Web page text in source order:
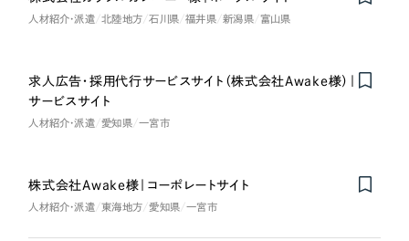
人材紹介・派遣 北陸地方 石川県 福井県 新潟県 富山県
求人広告・採用代行サービスサイト（株式会社Awake様）｜
サービスサイト
人材紹介・派遣 愛知県 一宮市
株式会社Awake様｜コーポレートサイト
人材紹介・派遣 東海地方 愛知県 一宮市